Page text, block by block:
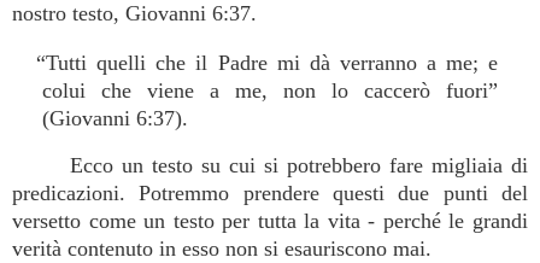
nostro testo, Giovanni 6:37.
“Tutti quelli che il Padre mi dà verranno a me; e
colui che viene a me, non lo caccerò fuori”
(Giovanni 6:37).
Ecco un testo su cui si potrebbero fare migliaia di
predicazioni. Potremmo prendere questi due punti del
versetto come un testo per tutta la vita - perché le grandi
verità contenuto in esso non si esauriscono mai.